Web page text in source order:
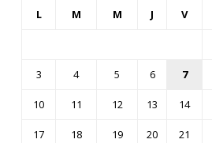
L M M J V
3 4 5 6 7
10 11 12 13 14
17 18 19 20 21